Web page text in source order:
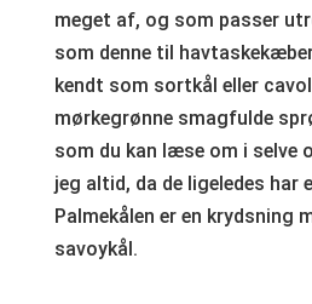
meget af, og som passer
som denne til
kendt som sortkål eller
mørkegrønne smagfulde
som du kan læse om i selve
jeg altid, da de ligeledes har
Palmekålen er en krydsning
savoykål.